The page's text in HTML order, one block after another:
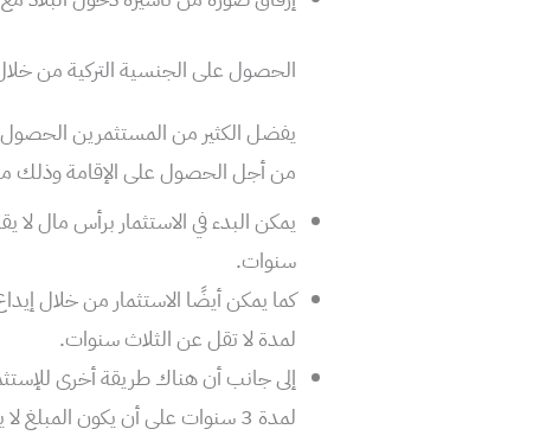
الحصول على الجنسية التركية من خلال
يفضل الكثير من المستثمرين الحصول
من أجل الحصول على الإقامة وذلك
يمكن البدء في الاستثمار برأس مال
سنوات.
لمدة لا تقل عن الثلاث سنوات.
إلى جانب أن هناك طريقة أخرى
لمدة 3 سنوات على أن يكون المبلغ لا يقل عن نصف مليون دولار.